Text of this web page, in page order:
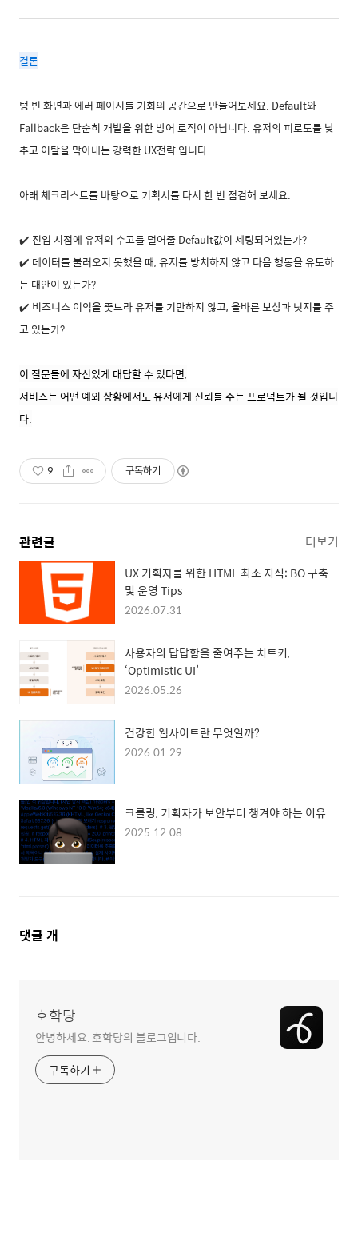
결론
텅 빈 화면과 에러 페이지를 기회의 공간으로 만들어보세요. Default와
Fallback은 단순히 개발을 위한 방어 로직이 아닙니다. 유저의 피로도를 낮
추고 이탈을 막아내는 강력한 UX전략 입니다.
아래 체크리스트를 바탕으로 기획서를 다시 한 번 점검해 보세요.
✔️ 진입 시점에 유저의 수고를 덜어줄 Default값이 세팅되어있는가?
✔️ 데이터를 불러오지 못했을 때, 유저를 방치하지 않고 다음 행동을 유도하
는 대안이 있는가?
✔️ 비즈니스 이익을 좇느라 유저를 기만하지 않고, 올바른 보상과 넛지를 주
고 있는가?
이 질문들에 자신있게 대답할 수 있다면,
서비스는 어떤 예외 상황에서도 유저에게 신뢰를 주는 프로덕트가 될 것입니
다.
9 구독하기
관련글 더보기
UX 기획자를 위한 HTML 최소 지식: BO 구축
및 운영 Tips
2026.07.31
사용자의 답답함을 줄여주는 치트키,
‘Optimistic UI’
2026.05.26
건강한 웹사이트란 무엇일까?
2026.01.29
크롤링, 기획자가 보안부터 챙겨야 하는 이유
2025.12.08
댓
댓글 개
호학당
안녕하세요. 호학당의 블로그입니다.
구독하기